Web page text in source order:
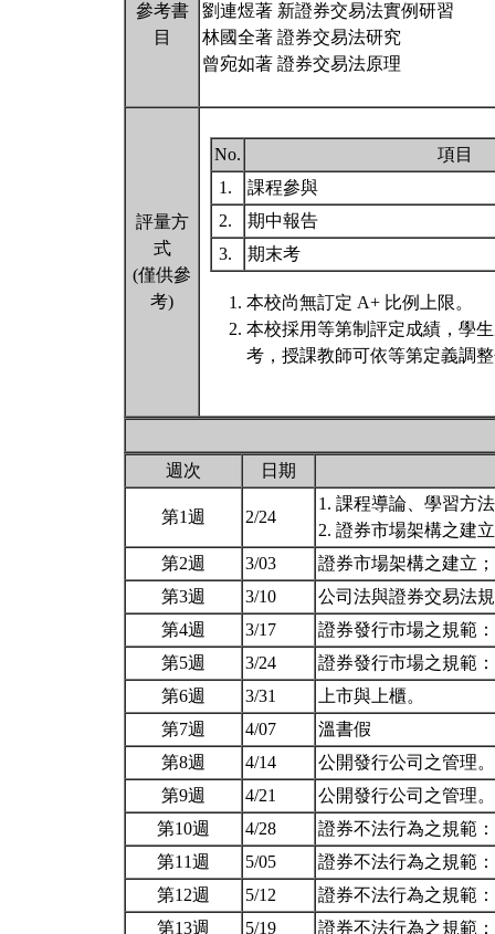
參考書
目
劉連煜著 新證券交易法實例研習
林國全著 證券交易法研究
曾宛如著 證券交易法原理
評量方
式
(僅供參
考)
No.
項目
1.
課程參與
2.
期中報告
3.
期末考
本校尚無訂定 A+ 比例上限。
本校採用等第制評定成績，學
考，授課教師可依等第定義調
週次 日期
第1週 2/24
1. 課程導論、學習方
2. 證券市場架構之建
第2週
3/03
證券市場架構之建立
第3週
3/10
公司法與證券交易法
第4週
3/17
證券發行市場之規範
第5週
3/24
證券發行市場之規範
第6週
3/31
上市與上櫃。
第7週
4/07
溫書假
第8週
4/14
公開發行公司之管理
第9週
4/21
公開發行公司之管理
第10週
4/28
證券不法行為之規範
第11週
5/05
證券不法行為之規範
第12週
5/12
證券不法行為之規範
第13週
5/19 證券不法行為之規範